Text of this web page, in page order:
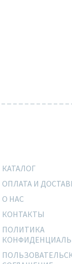
КАТАЛОГ
ОПЛАТА И
О НАС
КОНТАКТЫ
ПОЛИТИКА